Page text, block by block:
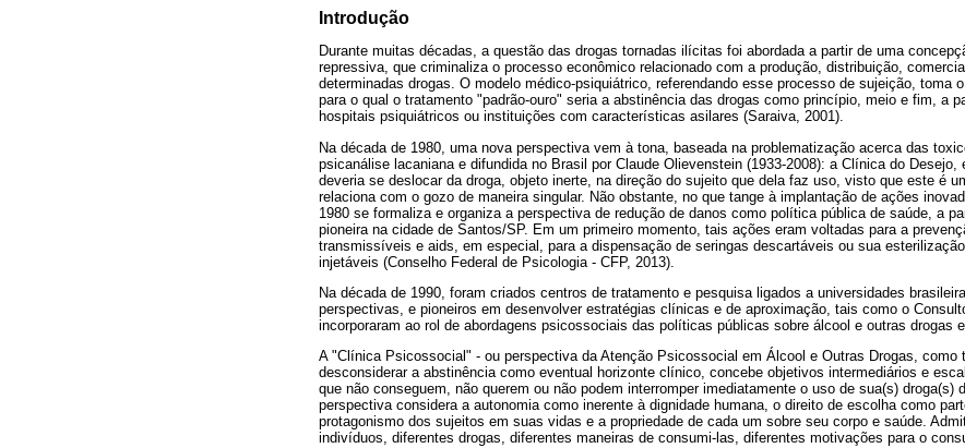
Introdução
Durante muitas décadas, a questão das drogas tornadas ilícitas foi abordada a partir de uma
repressiva, que criminaliza o processo econômico relacionado com a produção, distribuição,
determinadas drogas. O modelo médico-psiquiátrico, referendando esse processo de sujeição, toma
para o qual o tratamento "padrão-ouro" seria a abstinência das drogas como princípio, meio e fim, a
hospitais psiquiátricos ou instituições com características asilares (Saraiva, 2001).
Na década de 1980, uma nova perspectiva vem à tona, baseada na problematização acerca das
psicanálise lacaniana e difundida no Brasil por Claude Olievenstein (1933-2008): a Clínica do Desejo,
deveria se deslocar da droga, objeto inerte, na direção do sujeito que dela faz uso, visto que este é
relaciona com o gozo de maneira singular. Não obstante, no que tange à implantação de ações
1980 se formaliza e organiza a perspectiva de redução de danos como política pública de saúde, a
pioneira na cidade de Santos/SP. Em um primeiro momento, tais ações eram voltadas para a
transmissíveis e aids, em especial, para a dispensação de seringas descartáveis ou sua
injetáveis (Conselho Federal de Psicologia - CFP, 2013).
Na década de 1990, foram criados centros de tratamento e pesquisa ligados a universidades
perspectivas, e pioneiros em desenvolver estratégias clínicas e de aproximação, tais como o
incorporaram ao rol de abordagens psicossociais das políticas públicas sobre álcool e outras drogas
A "Clínica Psicossocial" - ou perspectiva da Atenção Psicossocial em Álcool e Outras Drogas, como
desconsiderar a abstinência como eventual horizonte clínico, concebe objetivos intermediários e
que não conseguem, não querem ou não podem interromper imediatamente o uso de sua(s) droga(s)
perspectiva considera a autonomia como inerente à dignidade humana, o direito de escolha como
protagonismo dos sujeitos em suas vidas e a propriedade de cada um sobre seu corpo e saúde.
indivíduos, diferentes drogas, diferentes maneiras de consumi-las, diferentes motivações para o